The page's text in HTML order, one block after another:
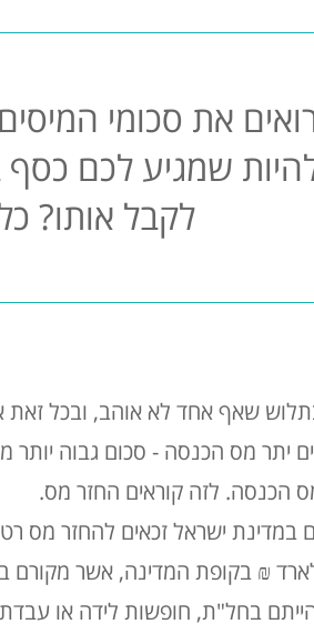
את סכומי
שמגיע לכם
לקבל אותו?
שאף אחד לא אוהב, ובכל זאת
יתר מס הכנסה - סכום גבוה יותר
הכנסה. לזה קוראים החזר מס.
בחל"ת, חופשות לידה או